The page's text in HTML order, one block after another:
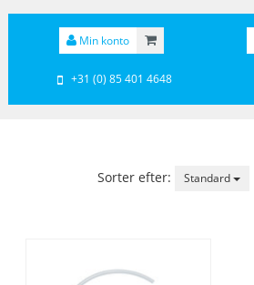
Min konto
+31 (0) 85 401 4648
Sorter efter: Standard